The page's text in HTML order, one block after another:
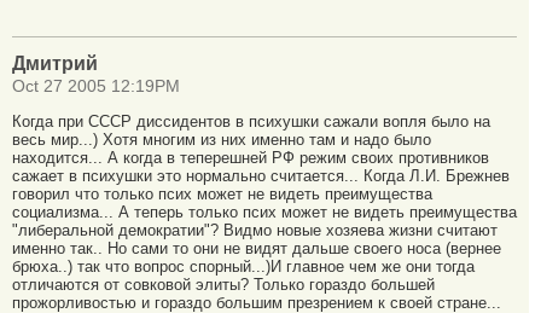
Дмитрий
Oct 27 2005 12:19PM
Когда при СССР диссидентов в психушки сажали вопля было на
весь мир...) Хотя многим из них именно там и надо было
находится... А когда в теперешней РФ режим своих противников
сажает в психушки это нормально считается... Когда Л.И. Брежнев
говорил что только псих может не видеть преимущества
социализма... А теперь только псих может не видеть преимущества
"либеральной демократии"? Видмо новые хозяева жизни считают
именно так.. Но сами то они не видят дальше своего носа (вернее
брюха..) так что вопрос спорный...)И главное чем же они тогда
отличаются от совковой элиты? Только гораздо большей
прожорливостью и гораздо большим презрением к своей стране...